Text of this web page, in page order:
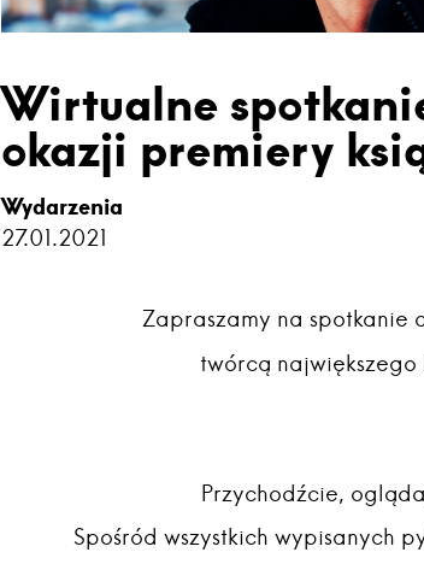
Wirtualne
okazji premiery
Wydarzenia
27.01.2021
Zapraszamy na spotkanie
twórcą
Przychodźcie,
Spośród wszystkich wypisanych